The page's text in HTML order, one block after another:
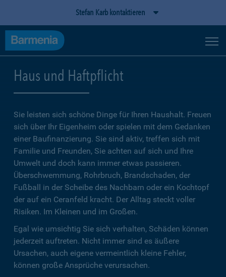
Stefan Karb kontaktieren
Haus und Haftpflicht
Sie leisten sich schöne Dinge für Ihren Haushalt. Freuen
sich über Ihr Eigenheim oder spielen mit dem Gedanken
einer Baufinanzierung. Sie sind aktiv, treffen sich mit
Familie und Freunden, Sie achten auf sich und Ihre
Umwelt und doch kann immer etwas passieren.
Überschwemmung, Rohrbruch, Brandschaden, der
Fußball in der Scheibe des Nachbarn oder ein Kochtopf
der auf ein Ceranfeld kracht. Der Alltag steckt voller
Risiken. Im Kleinen und im Großen.
Egal wie umsichtig Sie sich verhalten, Schäden können
jederzeit auftreten. Nicht immer sind es äußere
Ursachen, auch eigene vermeintlich kleine Fehler,
können große Ansprüche verursachen.